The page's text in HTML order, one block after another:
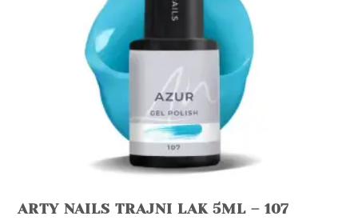
ARTY NAILS TRAJNI LAK 5ML – 107